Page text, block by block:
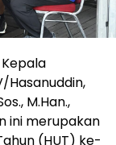
Hasanuddin,
M.Han.,
ini merupakan
(HUT) ke-